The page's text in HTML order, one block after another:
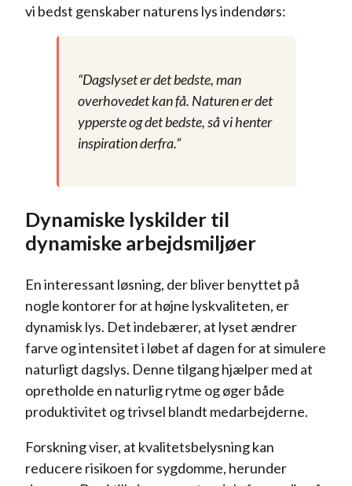
vi bedst genskaber naturens lys indendørs:
“Dagslyset er det bedste, man
overhovedet kan få. Naturen er det
ypperste og det bedste, så vi henter
inspiration derfra.”
Dynamiske lyskilder til
dynamiske arbejdsmiljøer
En interessant løsning, der bliver benyttet på
nogle kontorer for at højne lyskvaliteten, er
dynamisk lys. Det indebærer, at lyset ændrer
farve og intensitet i løbet af dagen for at simulere
naturligt dagslys. Denne tilgang hjælper med at
opretholde en naturlig rytme og øger både
produktivitet og trivsel blandt medarbejderne.
Forskning viser, at kvalitetsbelysning kan
reducere risikoen for sygdomme, herunder